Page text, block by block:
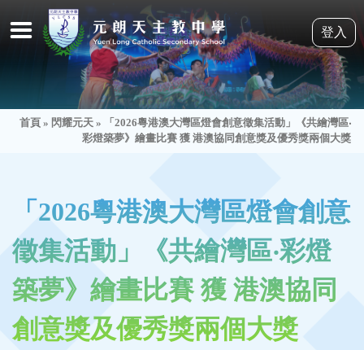
登入
首頁 » 閃耀元天 »
「2026粵港澳大灣區燈會創意徵集活動」《共繪灣區‧
彩燈築夢》繪畫比賽 獲 港澳協同創意獎及優秀獎兩個大獎
「2026粵港澳大灣區燈會創意
徵集活動」《共繪灣區‧彩燈
築夢》繪畫比賽 獲 港澳協同
創意獎及優秀獎兩個大獎